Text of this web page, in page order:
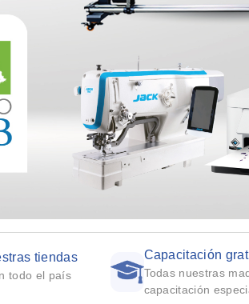
tiendas
todo el país
Capacitación
Todas nuestras
capacitación